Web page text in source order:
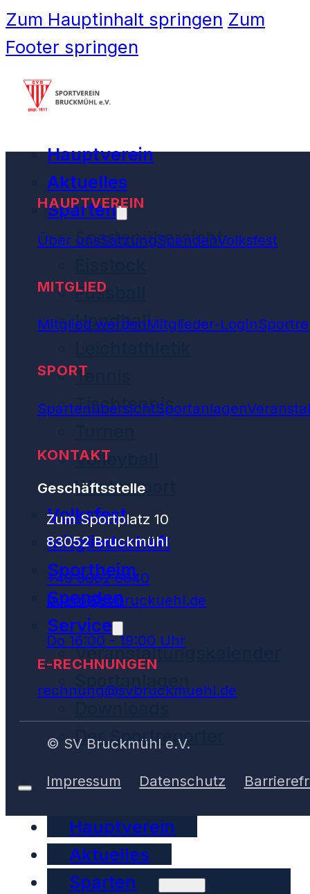
Zum Hauptinhalt springen Zum
Footer springen
Hauptverein
Aktuelles
Sparten
Spartenübersicht
Fussball
Handball
Tennis
Tischtennis
Volleyball
Wintersport
Volksfest
Mitgliedschaft
Sportheim
Spenden
Service
Veranstaltungskalender
Sportanlagen
Der Sportreporter
Hauptverein
Aktuelles
Sparten
HAUPTVEREIN
Über unsSatzungSpendenVolksfest
MITGLIED
Mitglied werdenMitglieder-Login
SPORT
SpartenübersichtSportanlagen
KONTAKT
Geschäftsstelle
Zum Sportplatz 10
83052 Bruckmühl
+49 8062 6640
buero@svbruckuehl.de
Do 16:00 - 19:00 Uhr
E-RECHNUNGEN
rechnung@svbruckmuehl.de
© SV Bruckmühl e.V.
Impressum Datenschutz